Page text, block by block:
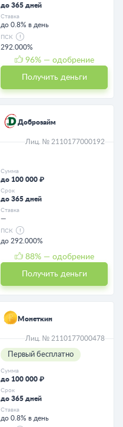
до 365 дней
Ставка
до 0.8% в день
ПСК
292.000%
96% — одобрение
Получить деньги
Доброзайм
Лиц. № 2110177000192
Сумма
до 100 000 ₽
Срок
до 365 дней
Ставка
—
ПСК
до 292.000%
88% — одобрение
Получить деньги
Монеткин
Лиц. № 2110177000478
Первый бесплатно
Сумма
до 100 000 ₽
Срок
до 365 дней
Ставка
до 0.8% в день